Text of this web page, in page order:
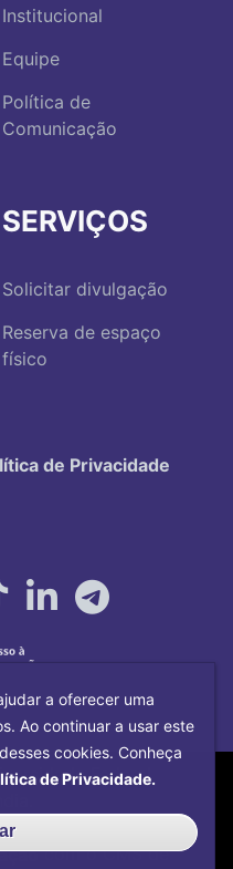
Institucional
Equipe
Política de
Comunicação
SERVIÇOS
Solicitar divulgação
Reserva de espaço
físico
de Privacidade
Federal
de Tecnologia da
com o CMS de
a oferecer uma
Ao continuar a usar este
cookies. Conheça
de Privacidade.